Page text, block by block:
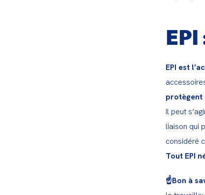
EPI est
protègent
Il peut
liaison qui
Tout EPI
☝️Bon à